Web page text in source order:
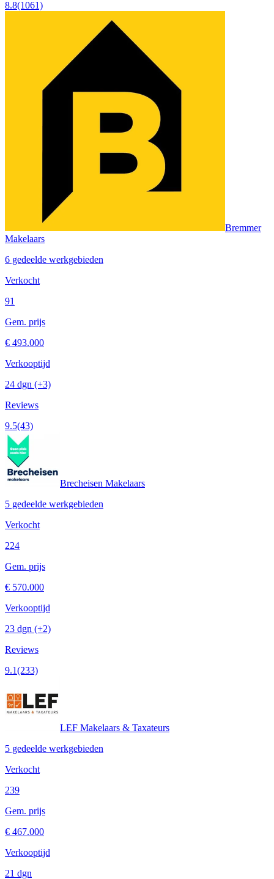
8.8(1061)
Bremmer
Makelaars
6 gedeelde werkgebieden
Verkocht
91
Gem. prijs
€ 493.000
Verkooptijd
24 dgn (+3)
Reviews
9.5(43)
Brecheisen Makelaars
5 gedeelde werkgebieden
Verkocht
224
Gem. prijs
€ 570.000
Verkooptijd
23 dgn (+2)
Reviews
9.1(233)
LEF Makelaars & Taxateurs
5 gedeelde werkgebieden
Verkocht
239
Gem. prijs
€ 467.000
Verkooptijd
21 dgn